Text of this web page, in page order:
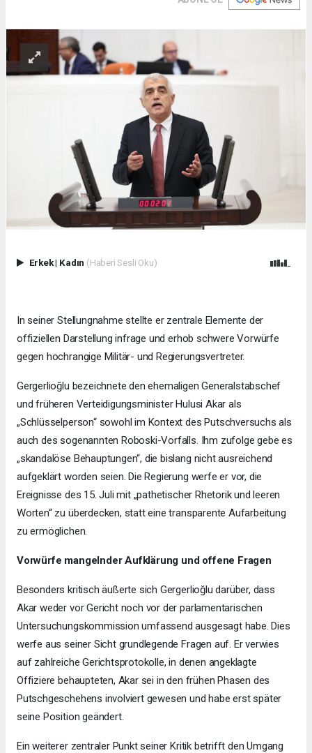
Erkek| Kadın (Haberi Sesli Oku)
In seiner Stellungnahme stellte er zentrale Elemente der
offiziellen Darstellung infrage und erhob schwere Vorwürfe
gegen hochrangige Militär- und Regierungsvertreter.
Gergerlioğlu bezeichnete den ehemaligen Generalstabschef
und früheren Verteidigungsminister Hulusi Akar als
„Schlüsselperson“ sowohl im Kontext des Putschversuchs als
auch des sogenannten Roboski-Vorfalls. Ihm zufolge gebe es
„skandalöse Behauptungen“, die bislang nicht ausreichend
aufgeklärt worden seien. Die Regierung werfe er vor, die
Ereignisse des 15. Juli mit „pathetischer Rhetorik und leeren
Worten“ zu überdecken, statt eine transparente Aufarbeitung
zu ermöglichen.
Vorwürfe mangelnder Aufklärung und offene Fragen
Besonders kritisch äußerte sich Gergerlioğlu darüber, dass
Akar weder vor Gericht noch vor der parlamentarischen
Untersuchungskommission umfassend ausgesagt habe. Dies
werfe aus seiner Sicht grundlegende Fragen auf. Er verwies
auf zahlreiche Gerichtsprotokolle, in denen angeklagte
Offiziere behaupteten, Akar sei in den frühen Phasen des
Putschgeschehens involviert gewesen und habe erst später
seine Position geändert.
Ein weiterer zentraler Punkt seiner Kritik betrifft den Umgang